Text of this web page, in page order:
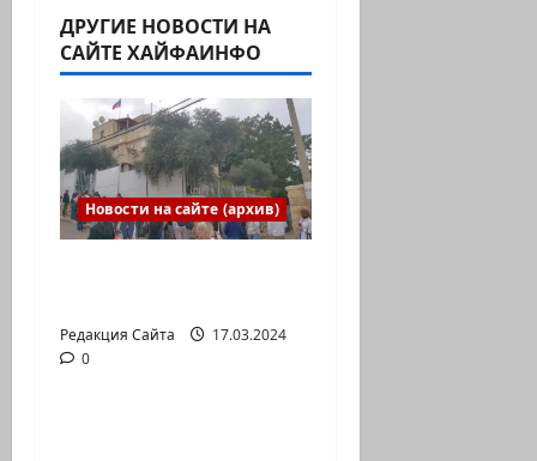
ДРУГИЕ НОВОСТИ НА
САЙТЕ ХАЙФАИНФО
Новости на сайте (архив)
Редакция Сайта
17.03.2024
0Новости на сайте (архив)